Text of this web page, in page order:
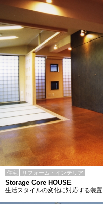
住宅 リフォーム・インテリア
Storage Core HOUSE
生活スタイルの変化に対応する装置